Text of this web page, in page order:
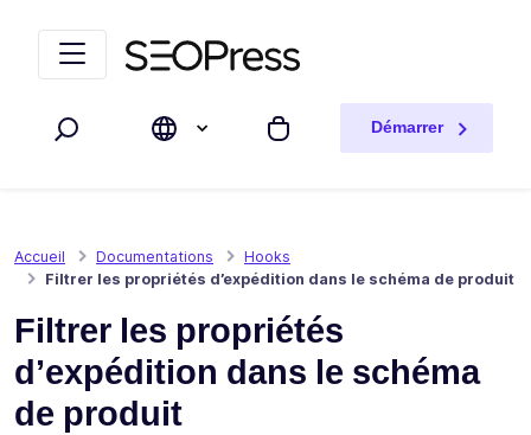
Rechercher Mon panier
Démarrer
Accueil Documentations
Hooks
Filtrer les propriétés d’expédition dans le schéma de produit
Filtrer les propriétés
d’expédition dans le schéma
de produit